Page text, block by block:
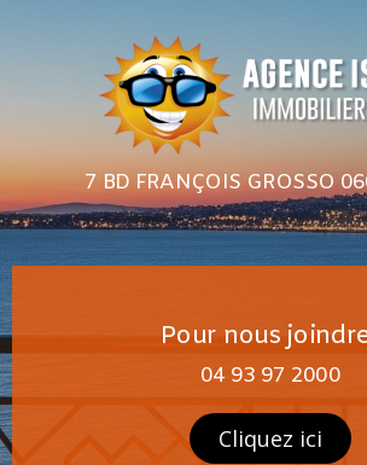
7 BD FRANÇOIS GROSSO
Pour nous
04 93 97 2000
Cliquez ici